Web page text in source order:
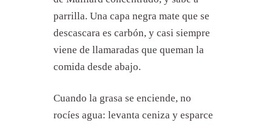
parrilla. Una capa negra mate que se
descascara es carbón, y casi siempre
viene de llamaradas que queman la
comida desde abajo.
Cuando la grasa se enciende, no
rocíes agua: levanta ceniza y esparce